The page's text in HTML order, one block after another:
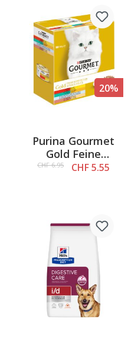
20%
Purina Gourmet
Gold Feine
Komposition,
CHF 6.95 CHF 5.55